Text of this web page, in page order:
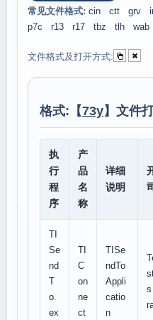
常见文件格式: cin ctt grv
p7c
r13 r17 tbz tlh wab
文件格式及打开方式:
格式:【73y】文件
执
行
程
序
产
品
名
称
详细
说明
TI
Se
nd
T
o.
ex
TI
C
on
ne
ct
TISe
ndTo
Appli
catio
n
s